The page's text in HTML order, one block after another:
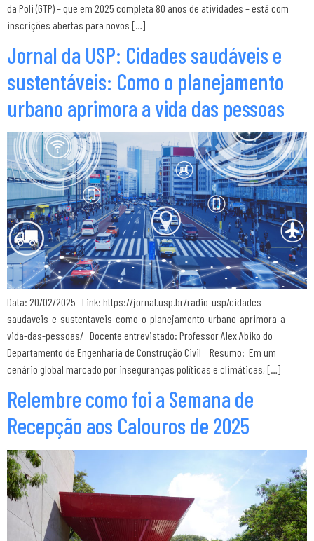
da Poli (GTP) – que em 2025 completa 80 anos de atividades – está com
inscrições abertas para novos […]
Jornal da USP: Cidades saudáveis e
sustentáveis: Como o planejamento
urbano aprimora a vida das pessoas
Data: 20/02/2025 Link: https://jornal.usp.br/radio-usp/cidades-
saudaveis-e-sustentaveis-como-o-planejamento-urbano-aprimora-a-
vida-das-pessoas/ Docente entrevistado: Professor Alex Abiko do
Departamento de Engenharia de Construção Civil Resumo: Em um
cenário global marcado por inseguranças políticas e climáticas, […]
Relembre como foi a Semana de
Recepção aos Calouros de 2025